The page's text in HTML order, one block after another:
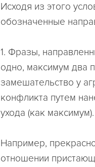
Исходя из этого
обозначенные
1. Фразы,
одно, максимум два
замешательство у
конфликта путем
ухода (как максимум).
Например,
отношении